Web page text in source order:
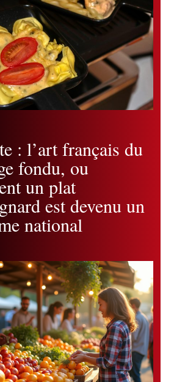
: l’art français du
fondu, ou
un plat
est devenu un
national